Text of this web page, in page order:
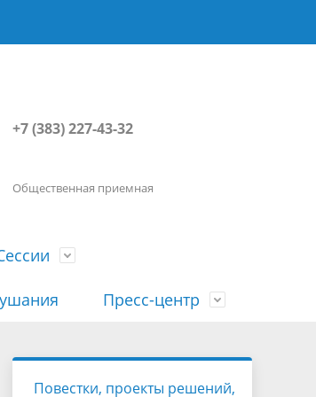
+7 (383) 227-43-32
Общественная приемная
посещения сессии
о доходах, расходах, об
обязательствах
Пресс-центр
"Прямая линия"
Повестки, проекты решений,